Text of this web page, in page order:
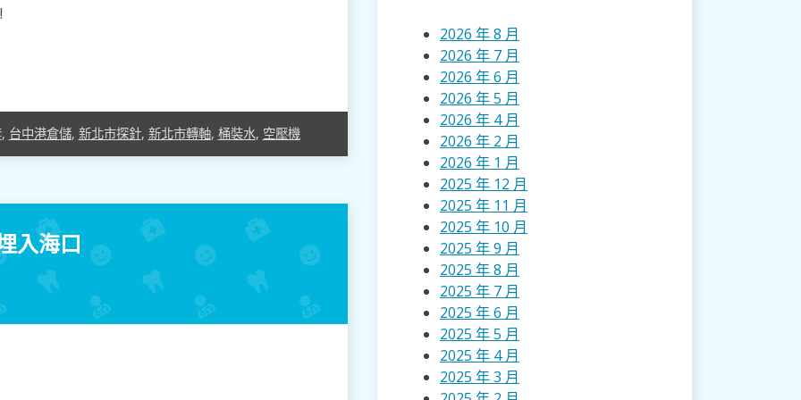
, 台中港倉儲, 新北市探針, 新北市轉軸, 桶裝水, 空壓機
入海口
2026 年 8 月
2026 年 7 月
2026 年 6 月
2026 年 5 月
2026 年 4 月
2026 年 2 月
2026 年 1 月
2025 年 12 月
2025 年 11 月
2025 年 10 月
2025 年 9 月
2025 年 8 月
2025 年 7 月
2025 年 6 月
2025 年 5 月
2025 年 4 月
2025 年 3 月